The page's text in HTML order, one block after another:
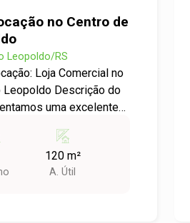
no Centro de
Leopoldo/RS
Loja Comercial no
Descrição do
uma excelente
que buscam um
bem localizado no
Leopoldo. Esta loja,
120 m²
A. Útil